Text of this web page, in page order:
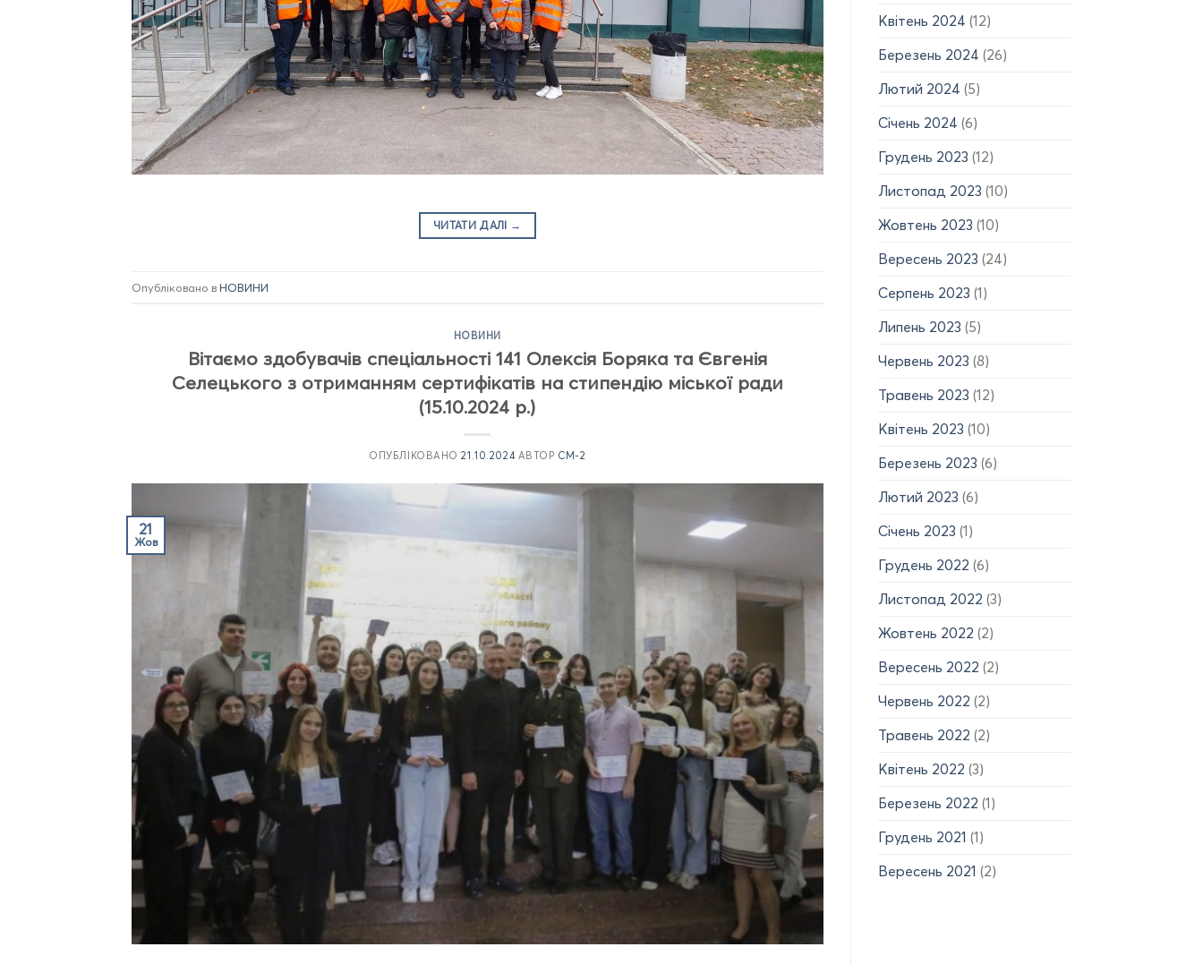
ЧИТАТИ ДАЛІ →
Опубліковано вНОВИНИ
НОВИНИ
Вітаємо здобувачів спеціальності 141 Олексія Боряка та Євгенія
Селецького з отриманням сертифікатів на стипендію міської ради
(15.10.2024 р.)
ОПУБЛІКОВАНО21.10.2024 АВТОР CM-2
21
Жов
Квітень 2024 (12)
Березень 2024 (26)
Лютий 2024 (5)
Січень 2024 (6)
Грудень 2023 (12)
Листопад 2023 (10)
Жовтень 2023 (10)
Вересень 2023 (24)
Серпень 2023 (1)
Липень 2023 (5)
Червень 2023 (8)
Травень 2023 (12)
Квітень 2023 (10)
Березень 2023 (6)
Лютий 2023 (6)
Січень 2023 (1)
Грудень 2022 (6)
Листопад 2022 (3)
Жовтень 2022 (2)
Вересень 2022 (2)
Червень 2022 (2)
Травень 2022 (2)
Квітень 2022 (3)
Березень 2022 (1)
Грудень 2021 (1)
Вересень 2021 (2)